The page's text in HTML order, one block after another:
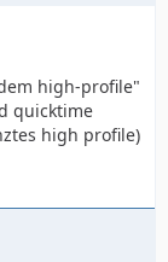
high-profile"
quicktime
high profile)